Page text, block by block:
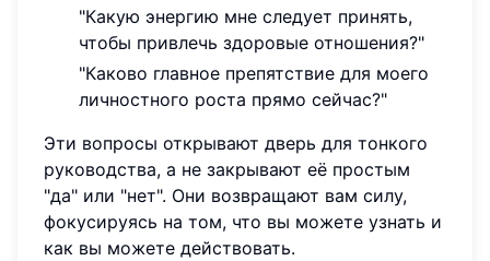
"Какую энергию мне следует принять,
чтобы привлечь здоровые отношения?"
"Каково главное препятствие для моего
личностного роста прямо сейчас?"
Эти вопросы открывают дверь для тонкого
руководства, а не закрывают её простым
"да" или "нет". Они возвращают вам силу,
фокусируясь на том, что вы можете узнать и
как вы можете действовать.